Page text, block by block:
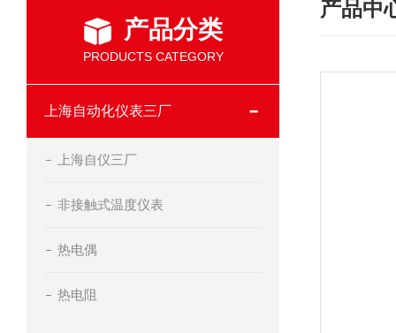
产品分类
PRODUCTS CATEGORY
上海自动化仪表三厂
上海自仪三厂
非接触式温度仪表
热电偶
热电阻
产品中